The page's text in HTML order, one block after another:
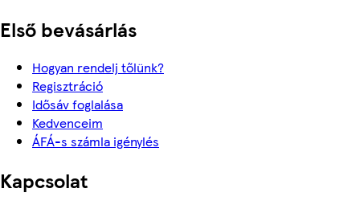
Első bevásárlás
Hogyan rendelj tőlünk?
Regisztráció
Idősáv foglalása
Kedvenceim
ÁFÁ-s számla igénylés
Kapcsolat